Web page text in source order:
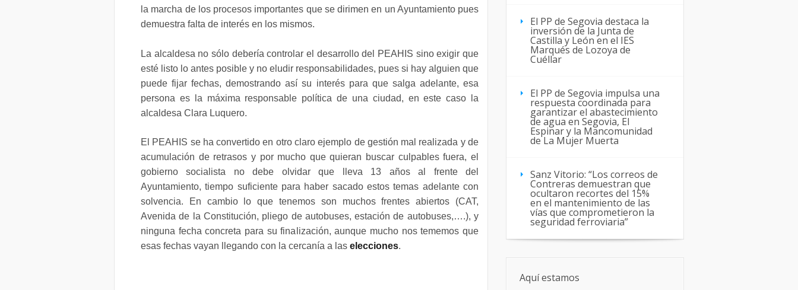
la marcha de los procesos importantes que se dirimen en un Ayuntamiento pues
demuestra falta de interés en los mismos.
La alcaldesa no sólo debería controlar el desarrollo del PEAHIS sino exigir que
esté listo lo antes posible y no eludir responsabilidades, pues si hay alguien que
puede fijar fechas, demostrando así su interés para que salga adelante, esa
persona es la máxima responsable política de una ciudad, en este caso la
alcaldesa Clara Luquero.
El PEAHIS se ha convertido en otro claro ejemplo de gestión mal realizada y de
acumulación de retrasos y por mucho que quieran buscar culpables fuera, el
gobierno socialista no debe olvidar que lleva 13 años al frente del
Ayuntamiento, tiempo suficiente para haber sacado estos temas adelante con
solvencia. En cambio lo que tenemos son muchos frentes abiertos (CAT,
Avenida de la Constitución, pliego de autobuses, estación de autobuses,….), y
ninguna fecha concreta para su finalización, aunque mucho nos tememos que
esas fechas vayan llegando con la cercanía a las elecciones.
El PP de Segovia destaca la
inversión de la Junta de
Castilla y León en el IES
Marqués de Lozoya de
Cuéllar
El PP de Segovia impulsa una
respuesta coordinada para
garantizar el abastecimiento
de agua en Segovia, El
Espinar y la Mancomunidad
de La Mujer Muerta
Sanz Vitorio: “Los correos de
Contreras demuestran que
ocultaron recortes del 15%
en el mantenimiento de las
vías que comprometieron la
seguridad ferroviaria”
Aquí estamos